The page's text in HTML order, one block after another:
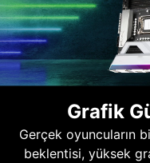
Grafik
Gerçek oyuncuların
beklentisi, yüksek